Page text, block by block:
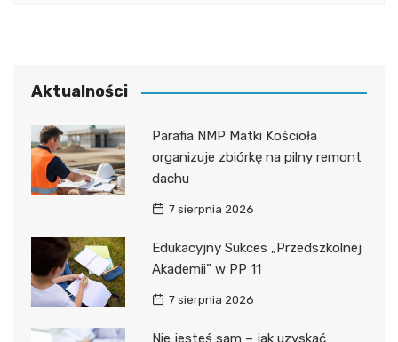
Aktualności
Parafia NMP Matki Kościoła
organizuje zbiórkę na pilny remont
dachu
7 sierpnia 2026
Edukacyjny Sukces „Przedszkolnej
Akademii” w PP 11
7 sierpnia 2026
Nie jesteś sam – jak uzyskać